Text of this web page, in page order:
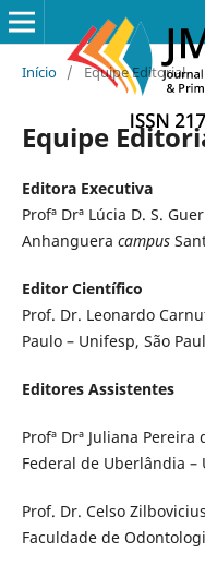
Início / Equipe Editorial
Equipe
Editora Executiva
Profª Drª Lúcia D. S.
Anhanguera campus
Editor Científico
Prof. Dr. Leonardo
Paulo – Unifesp, São
Editores Assistentes
Profª Drª Juliana
Federal de Uberlândia –
Prof. Dr. Celso
Faculdade de